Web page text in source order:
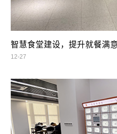
智慧食堂建设，提升就餐满
12-27